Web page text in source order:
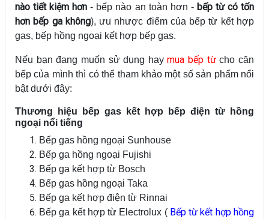
nào tiết kiệm hơn - bếp nào an toàn hơn - bếp từ có tốn
hơn bếp ga không), ưu nhược điểm của bếp từ kết hợp
gas, bếp hồng ngoại kết hợp bếp gas.
Nếu bạn đang muốn sử dụng haymua bếp từcho căn
bếp của mình thì có thể tham khảo một số sản phẩm nổi
bật dưới đây:
Thương hiệu bếp gas kết hợp bếp điện từ hồng
ngoại nổi tiếng
Bếp gas hồng ngoại Sunhouse
Bếp ga hồng ngoại Fujishi
Bếp ga kết hợp từ Bosch
Bếp gas hồng ngoại Taka
Bếp ga kết hợp điện từ Rinnai
Bếp ga kết hợp từ Electrolux ( Bếp từ kết hợp hồng